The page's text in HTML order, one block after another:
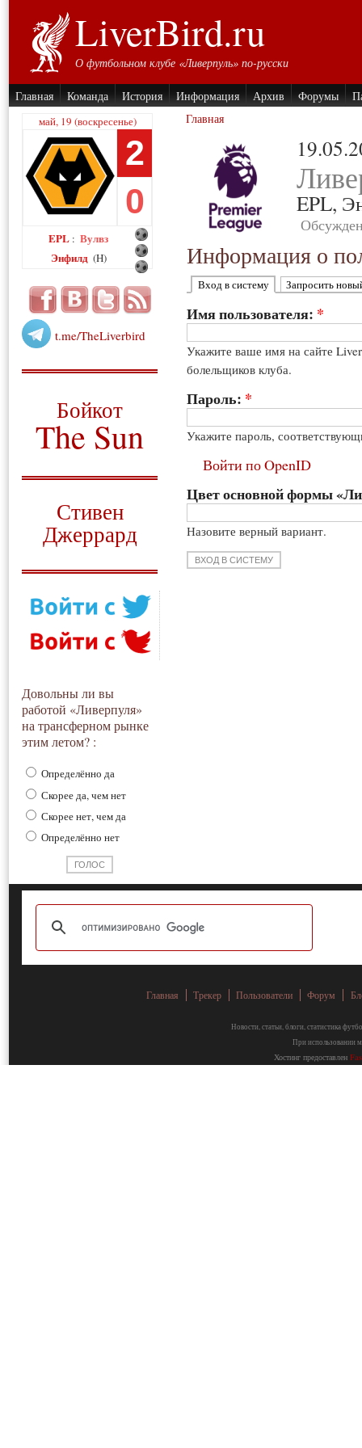
LiverBird.ru
О футбольном клубе «Ливерпуль» по-русски
Главная Команда История Информация Архив Форумы
май, 19 (воскресенье)
2
0
EPL : Вулвз
Энфилд (H)
t.me/TheLiverbird
Бойкот
The Sun
Стивен
Джеррард
Довольны ли вы
работой «Ливерпуля»
на трансферном рынке
этим летом? :
Определённо да
Скорее да, чем нет
Скорее нет, чем да
Определённо нет
Главная
EPL,
Информация о
Вход в систему Запросить
Имя пользователя: *
Укажите ваше имя на сайте
болельщиков клуба.
Пароль: *
Укажите пароль,
Войти по OpenID
Цвет основной формы
Назовите верный вариант.
Главная Трекер Пользователи Форум
Новости, статьи, блоги, статистика
При использовании
Хостинг предоставлен